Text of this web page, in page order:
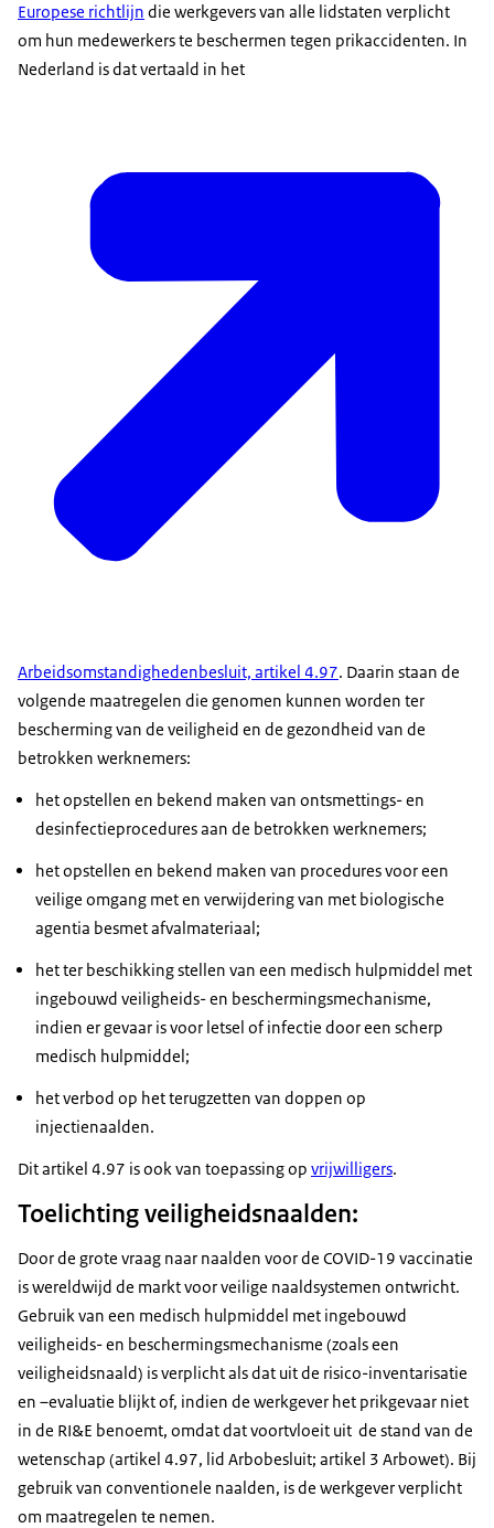
Europese richtlijn die werkgevers van alle lidstaten verplicht
om hun medewerkers te beschermen tegen prikaccidenten. In
Nederland is dat vertaald in het
Arbeidsomstandighedenbesluit, artikel 4.97. Daarin staan de
volgende maatregelen die genomen kunnen worden ter
bescherming van de veiligheid en de gezondheid van de
betrokken werknemers:
het opstellen en bekend maken van ontsmettings- en
desinfectieprocedures aan de betrokken werknemers;
het opstellen en bekend maken van procedures voor een
veilige omgang met en verwijdering van met biologische
agentia besmet afvalmateriaal;
het ter beschikking stellen van een medisch hulpmiddel met
ingebouwd veiligheids- en beschermingsmechanisme,
indien er gevaar is voor letsel of infectie door een scherp
medisch hulpmiddel;
het verbod op het terugzetten van doppen op
injectienaalden.
Dit artikel 4.97 is ook van toepassing op vrijwilligers.
Toelichting veiligheidsnaalden:
Door de grote vraag naar naalden voor de COVID-19 vaccinatie
is wereldwijd de markt voor veilige naaldsystemen ontwricht.
Gebruik van een medisch hulpmiddel met ingebouwd
veiligheids- en beschermingsmechanisme (zoals een
veiligheidsnaald) is verplicht als dat uit de risico-inventarisatie
en –evaluatie blijkt of, indien de werkgever het prikgevaar niet
in de RI&E benoemt, omdat dat voortvloeit uit de stand van de
wetenschap (artikel 4.97, lid Arbobesluit; artikel 3 Arbowet). Bij
gebruik van conventionele naalden, is de werkgever verplicht
om maatregelen te nemen.